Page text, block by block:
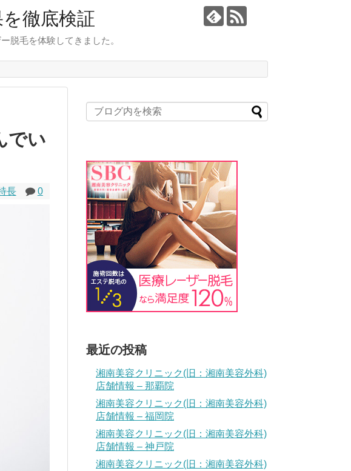
徹底検証
脱毛を体験してきました。
でい
長 0
最近の投稿
湘南美容クリニック(旧：湘南美容外科)
店舗情報 – 那覇院
湘南美容クリニック(旧：湘南美容外科)
店舗情報 – 福岡院
湘南美容クリニック(旧：湘南美容外科)
店舗情報 – 神戸院
湘南美容クリニック(旧：湘南美容外科)